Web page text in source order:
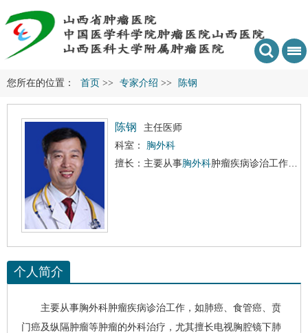
您所在的位置： 首页 >> 专家介绍 >> 陈钢
陈钢
主任医师
科室： 胸外科
擅长：主要从事胸外科肿瘤疾病诊治工作，如
个人简介
主要从事胸外科肿瘤疾病诊治工作，如肺癌 食管癌
贲
门癌及纵隔肿瘤等肿瘤的外科治疗，尤其擅长电视胸腔镜下肺